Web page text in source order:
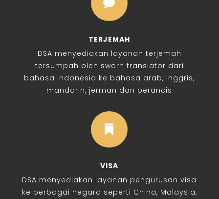

TERJEMAH
DSA menyediakan layanan terjemah
tersumpah oleh sworn translator dari
bahasa indonesia ke bahasa arab, inggris,
mandarin, jerman dan perancis

VISA
DSA menyediakan layanan pengurusan visa
ke berbagai negara seperti China, Malaysia,